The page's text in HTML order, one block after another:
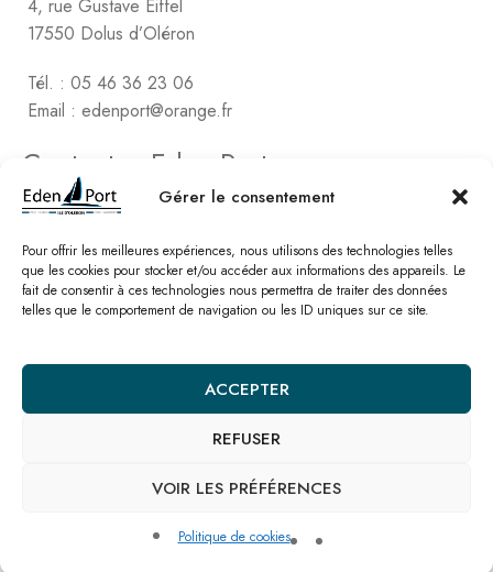
Gérer le consentement
Pour offrir les meilleures expériences, nous utilisons des technologies telles
que les cookies pour stocker et/ou accéder aux informations des appareils. Le
fait de consentir à ces technologies nous permettra de traiter des données
telles que le comportement de navigation ou les ID uniques sur ce site.
ACCEPTER
REFUSER
VOIR LES PRÉFÉRENCES
Politique de cookies
4, rue Gustave Eiffel
17550 Dolus d’Oléron
Tél. : 05 46 36 23 06
Email : edenport@orange.fr
Contactez Eden Port
Comptabilité
2, rue de Vert-Bois – La Gaconnière
17480 le Château d’Oléon
Tél. : 05 46 47 78 16